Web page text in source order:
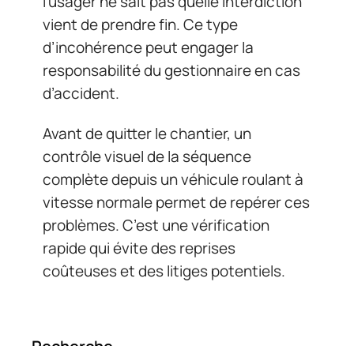
vient de prendre fin. Ce type
d’incohérence peut engager la
responsabilité du gestionnaire en cas
d’accident.
Avant de quitter le chantier, un
contrôle visuel de la séquence
complète depuis un véhicule roulant à
vitesse normale permet de repérer ces
problèmes. C’est une vérification
rapide qui évite des reprises
coûteuses et des litiges potentiels.